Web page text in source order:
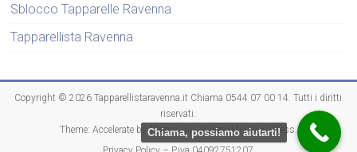
Sblocco Tapparelle Ravenna
Tapparellista Ravenna
Copyright © 2026Tapparellistaravenna.it Chiama 0544 07 00 14 . Tutti i diritti
riservati.
Theme: Accelerateby ThemeGrill. Powered byWordPress
Chiama, possiamo aiutarti!